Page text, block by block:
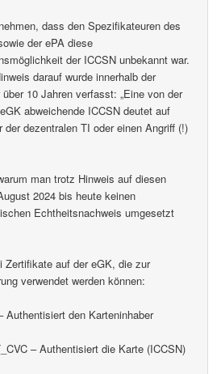
dass den Spezifikateuren des
der ePA diese
der ICCSN unbekannt war.
darauf wurde innerhalb der
10 Jahren verfasst: „Eine von der
abweichende ICCSN deutet auf
der dezentralen TI oder einen Angriff (!)
man trotz Hinweis auf diesen
2024 bis heute keinen
Echtheitsnachweis umgesetzt
Zertifikate auf der eGK, die zur
verwendet werden können:
Authentisiert den Karteninhaber
– Authentisiert die Karte (ICCSN)